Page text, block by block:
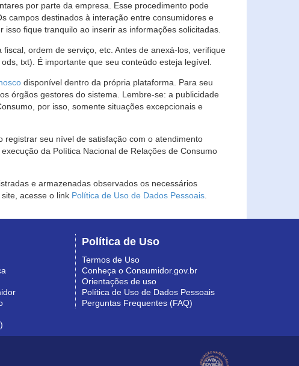
por parte da empresa. Esse procedimento pode
campos destinados à interação entre consumidores e
fique tranquilo ao inserir as informações solicitadas.
ordem de serviço, etc. Antes de anexá-los, verifique
txt). É importante que seu conteúdo esteja legível.
disponível dentro da própria plataforma. Para seu
órgãos gestores do sistema. Lembre-se: a publicidade
por isso, somente situações excepcionais e
registrar seu nível de satisfação com o atendimento
da Política Nacional de Relações de Consumo
e armazenadas observados os necessários
acesse o link Política de Uso de Dados Pessoais
Política de Uso
Termos de Uso
Conheça o Consumidor.gov.br
Orientações de uso
Política de Uso de Dados Pessoais
Perguntas Frequentes (FAQ)